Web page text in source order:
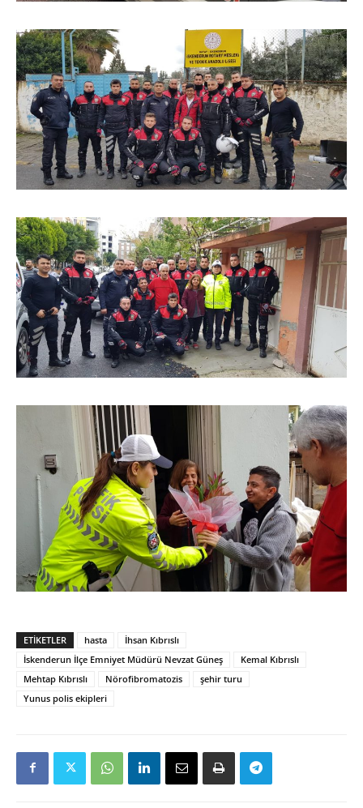
ETIKETLER hasta
İhsan Kıbrıslı
İskenderun İlçe Emniyet Müdürü Nevzat Güneş
Kemal Kıbrıslı
Mehtap Kıbrıslı
Nörofibromatozis
şehir turu
Yunus polis ekipleri